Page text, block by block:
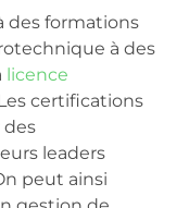
des formations
à des
licence
certifications
des
leaders
peut ainsi